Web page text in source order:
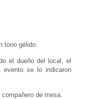
tono gélido.
el dueño del local, el
evento se lo indicaron
de mesa.